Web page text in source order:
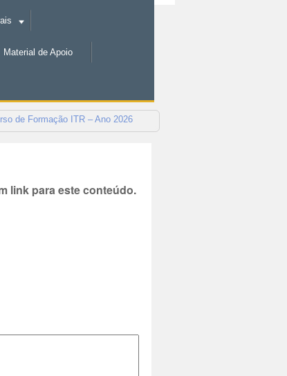
Material de Apoio
de Formação ITR – Ano 2026
link para este conteúdo.